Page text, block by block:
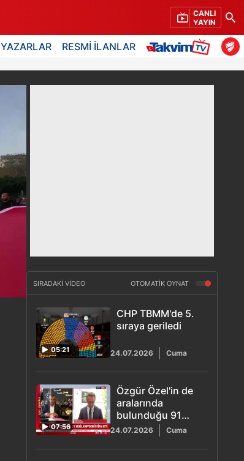
CANLI
YAYIN
YAZARLAR RESMİ İLANLAR
SIRADAKİ VİDEO OTOMATİK OYNAT
05:21
CHP TBMM'de 5.
sıraya geriledi
24.07.2026 Cuma
07:56
Özgür Özel'in de
aralarında
bulunduğu 91
milletvekili
CHP'den istifa etti
24.07.2026 Cuma